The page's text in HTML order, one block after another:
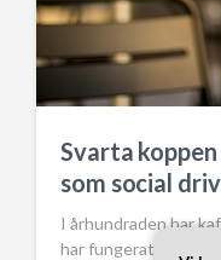
Svarta
som social
I århundraden har
har fungerat som en